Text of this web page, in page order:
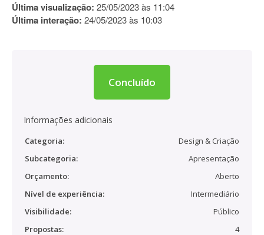
Última visualização: 25/05/2023 às 11:04
Última interação: 24/05/2023 às 10:03
Concluído
Informações adicionais
Categoria:
Design & Criação
Subcategoria:
Apresentação
Orçamento:
Aberto
Nível de experiência:
Intermediário
Visibilidade:
Público
Propostas:
4